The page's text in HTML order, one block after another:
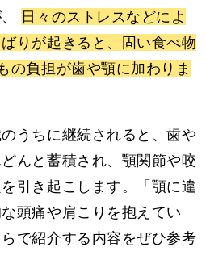
日々のストレスなどによ
りが起きると、固い食べ物
の負担が歯や顎に加わりま
うちに継続されると、歯や
んと蓄積され、顎関節や咬
引き起こします。「顎に違
頭痛や肩こりを抱えてい
で紹介する内容をぜひ参考